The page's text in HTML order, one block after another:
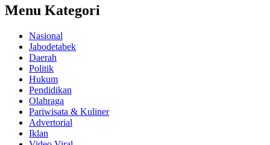
Menu Kategori
Nasional
Jabodetabek
Daerah
Politik
Hukum
Pendidikan
Olahraga
Pariwisata & Kuliner
Advertorial
Iklan